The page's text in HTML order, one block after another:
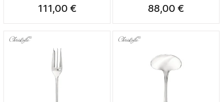
111,00 € 88,00 €